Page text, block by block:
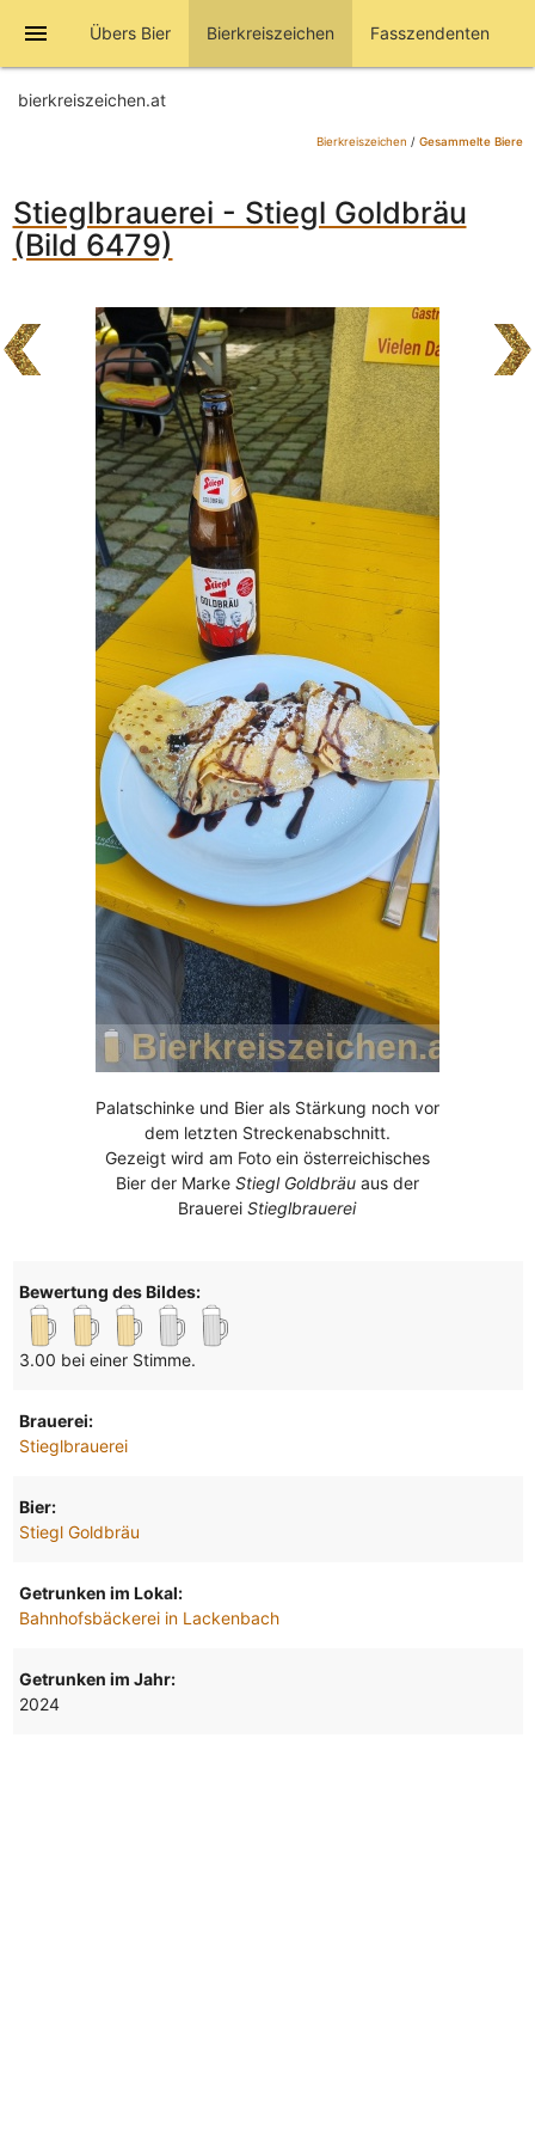
menu Übers Bier Bierkreiszeichen Fasszendenten
bierkreiszeichen.at
Bierkreiszeichen / Gesammelte Biere
Stieglbrauerei - Stiegl Goldbräu
(Bild 6479)
Palatschinke und Bier als Stärkung noch vor
dem letzten Streckenabschnitt.
Gezeigt wird am Foto ein österreichisches
Bier der Marke Stiegl Goldbräuaus der
BrauereiStieglbrauerei
Bewertung des Bildes:
3.00 bei einer Stimme.
Brauerei:
Stieglbrauerei
Bier:
Stiegl Goldbräu
Getrunken im Lokal:
Bahnhofsbäckerei in Lackenbach
Getrunken im Jahr:
2024